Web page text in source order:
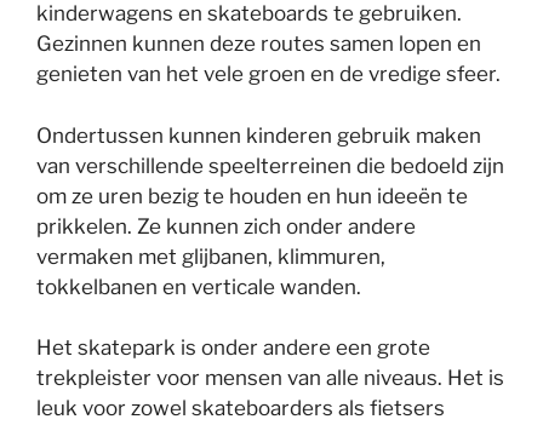
kinderwagens en skateboards te gebruiken.
Gezinnen kunnen deze routes samen lopen en
genieten van het vele groen en de vredige sfeer.
Ondertussen kunnen kinderen gebruik maken
van verschillende speelterreinen die bedoeld zijn
om ze uren bezig te houden en hun ideeën te
prikkelen. Ze kunnen zich onder andere
vermaken met glijbanen, klimmuren,
tokkelbanen en verticale wanden.
Het skatepark is onder andere een grote
trekpleister voor mensen van alle niveaus. Het is
leuk voor zowel skateboarders als fietsers